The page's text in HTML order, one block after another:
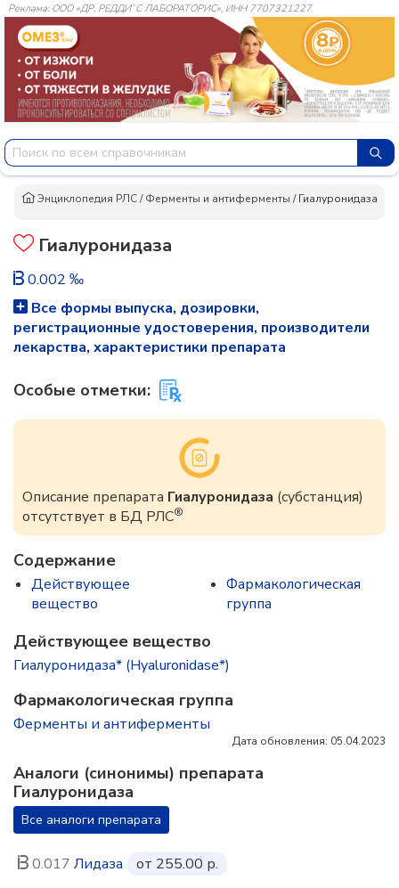
Реклама: ООО «ДР. РЕДДИ`С ЛАБОРАТОРИС», ИНН 7707321227
Энциклопедия РЛС/Ферменты и антиферменты /Гиалуронидаза
Гиалуронидаза
0.002 ‰
Все формы выпуска, дозировки,
регистрационные удостоверения, производители
лекарства, характеристики препарата
Особые отметки:
Описание препарата Гиалуронидаза (субстанция)
отсутствует в БД РЛС®
Содержание
Действующее
вещество
Фармакологическая
группа
Действующее вещество
Гиалуронидаза* (Hyaluronidase*)
Фармакологическая группа
Ферменты и антиферменты
Дата обновления: 05.04.2023
Аналоги (синонимы) препарата
Гиалуронидаза
Все аналоги препарата
0.017 Лидаза от 255.00 р.